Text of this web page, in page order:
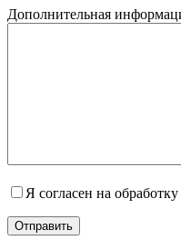
Дополнительная
Я согласен на